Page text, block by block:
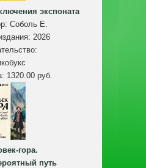
экспоната
Соболь Е.
2026
1320.00 руб.
гора.
путь